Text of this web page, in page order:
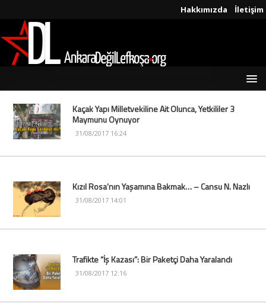
Hakkımızda İletişim
Kaçak Yapı Milletvekiline Ait Olunca, Yetkililer 3
Maymunu Oynuyor
31/08/2017 16:24
Kızıl Rosa’nın Yaşamına Bakmak… – Cansu N. Nazlı
31/08/2017 14:01
Trafikte “İş Kazası”: Bir Paketçi Daha Yaralandı
31/08/2017 12:16